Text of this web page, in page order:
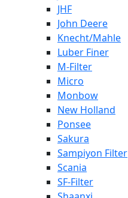
JHF
John Deere
Knecht/Mahle
Luber Finer
M-Filter
Micro
Monbow
New Holland
Ponsee
Sakura
Sampiyon Filter
Scania
SF-Filter